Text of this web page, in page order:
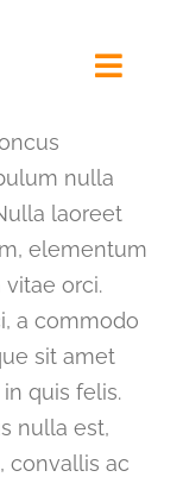
nulla
laoreet
elementum
orci.
a commodo
sit amet
quis felis.
nulla est,
convallis ac